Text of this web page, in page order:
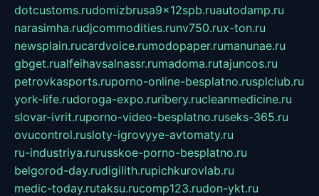
dotcustoms.rudomizbrusa9x12spb.ruautodamp.ru
narasimha.rudjcommodities.runv750.rux-ton.ru
newsplain.rucardvoice.rumodopaper.rumanunae.ru
gbget.rualfeihavsalnassr.rumadoma.rutajuncos.ru
petrovkasports.ruporno-online-besplatno.rusplclub.ru
york-life.rudoroga-expo.ruribery.rucleanmedicine.ru
slovar-ivrit.ruporno-video-besplatno.ruseks-365.ru
ovucontrol.rusloty-igrovyye-avtomaty.ru
ru-industriya.rurusskoe-porno-besplatno.ru
belgorod-day.rudigilith.rupichkurovlab.ru
medic-today.rutaksu.rucomp123.rudon-ykt.ru